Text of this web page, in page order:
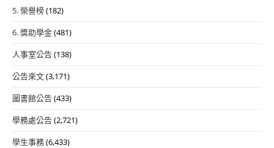
5. 榮譽榜(182)
6. 獎助學金(481)
人事室公告(138)
公告來文(3,171)
圖書館公告(433)
學務處公告(2,721)
學生事務(6,433)